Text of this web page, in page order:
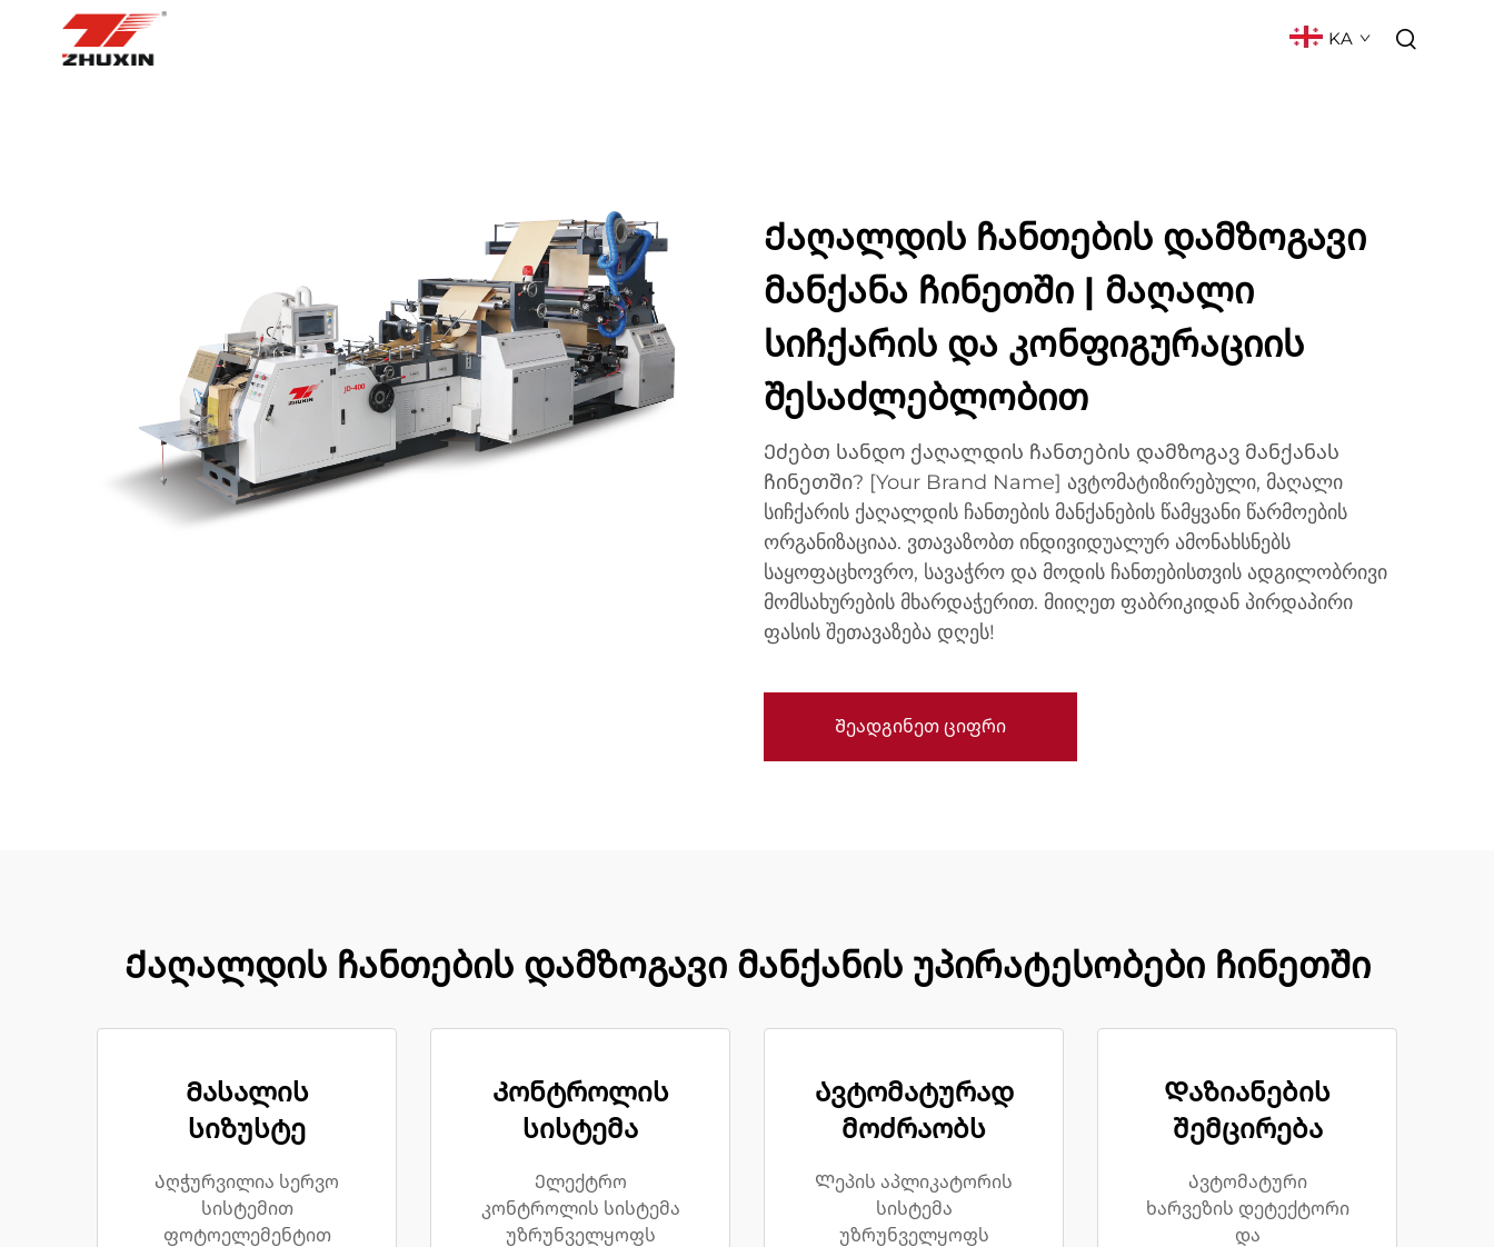
KA
Ქაღალდის ჩანთების დამზოგავი
მანქანა ჩინეთში | მაღალი
სიჩქარის და კონფიგურაციის
შესაძლებლობით
Ეძებთ სანდო ქაღალდის ჩანთების დამზოგავ მანქანას
ჩინეთში? [Your Brand Name] ავტომატიზირებული, მაღალი
სიჩქარის ქაღალდის ჩანთების მანქანების წამყვანი წარმოების
ორგანიზაციაა. ვთავაზობთ ინდივიდუალურ ამონახსნებს
საყოფაცხოვრო, სავაჭრო და მოდის ჩანთებისთვის ადგილობრივი
მომსახურების მხარდაჭერით. მიიღეთ ფაბრიკიდან პირდაპირი
ფასის შეთავაზება დღეს!
Შეადგინეთ ციფრი
Ქაღალდის ჩანთების დამზოგავი მანქანის უპირატესობები ჩინეთში
Მასალის
სიზუსტე
Აღჭურვილია სერვო
სისტემით
ფოტოელემენტით
Კონტროლის
სისტემა
Ელექტრო
კონტროლის სისტემა
უზრუნველყოფს
Ავტომატურად
მოძრაობს
Ლეპის აპლიკატორის
სისტემა
უზრუნველყოფს
Დაზიანების
შემცირება
Ავტომატური
ხარვეზის დეტექტორი
და